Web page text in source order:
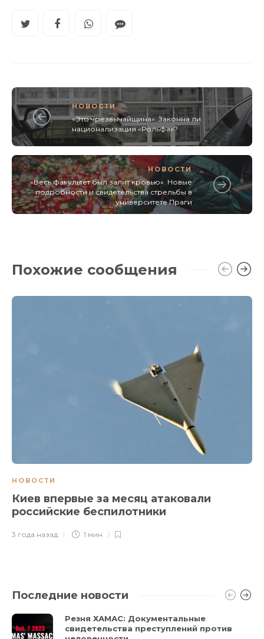
НОВОСТИ
«Это чрезвычайщина». Законна ли
национализация «Рольфа»?
НОВОСТИ
«Весь факультет был залит кровью». Новые
подробности и свидетельства стрельбы в
университете Праги
Похожие сообщения
НОВОСТИ
Киев впервые за месяц атаковали
российские беспилотники
3 года назад 1 мин
Последние новости
Резня ХАМАС: Документальные
свидетельства преступлений против